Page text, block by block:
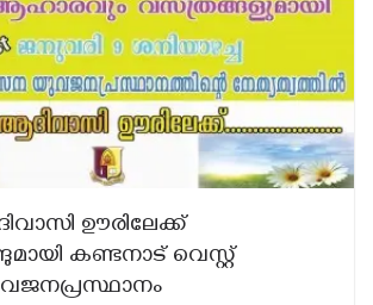
ഊരിലേക്ക്
കണ്ടനാട് വെസ്റ്റ്